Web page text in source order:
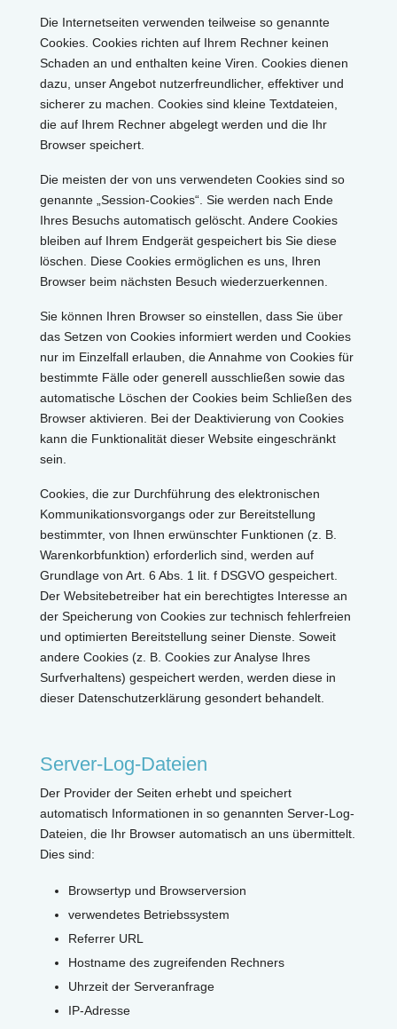
Die Internetseiten verwenden teilweise so genannte
Cookies. Cookies richten auf Ihrem Rechner keinen
Schaden an und enthalten keine Viren. Cookies dienen
dazu, unser Angebot nutzerfreundlicher, effektiver und
sicherer zu machen. Cookies sind kleine Textdateien,
die auf Ihrem Rechner abgelegt werden und die Ihr
Browser speichert.
Die meisten der von uns verwendeten Cookies sind so
genannte „Session-Cookies“. Sie werden nach Ende
Ihres Besuchs automatisch gelöscht. Andere Cookies
bleiben auf Ihrem Endgerät gespeichert bis Sie diese
löschen. Diese Cookies ermöglichen es uns, Ihren
Browser beim nächsten Besuch wiederzuerkennen.
Sie können Ihren Browser so einstellen, dass Sie über
das Setzen von Cookies informiert werden und Cookies
nur im Einzelfall erlauben, die Annahme von Cookies für
bestimmte Fälle oder generell ausschließen sowie das
automatische Löschen der Cookies beim Schließen des
Browser aktivieren. Bei der Deaktivierung von Cookies
kann die Funktionalität dieser Website eingeschränkt
sein.
Cookies, die zur Durchführung des elektronischen
Kommunikationsvorgangs oder zur Bereitstellung
bestimmter, von Ihnen erwünschter Funktionen (z. B.
Warenkorbfunktion) erforderlich sind, werden auf
Grundlage von Art. 6 Abs. 1 lit. f DSGVO gespeichert.
Der Websitebetreiber hat ein berechtigtes Interesse an
der Speicherung von Cookies zur technisch fehlerfreien
und optimierten Bereitstellung seiner Dienste. Soweit
andere Cookies (z. B. Cookies zur Analyse Ihres
Surfverhaltens) gespeichert werden, werden diese in
dieser Datenschutzerklärung gesondert behandelt.
Server-Log-Dateien
Der Provider der Seiten erhebt und speichert
automatisch Informationen in so genannten Server-Log-
Dateien, die Ihr Browser automatisch an uns übermittelt.
Dies sind:
Browsertyp und Browserversion
verwendetes Betriebssystem
Referrer URL
Hostname des zugreifenden Rechners
Uhrzeit der Serveranfrage
IP-Adresse